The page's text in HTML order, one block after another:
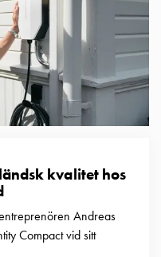
kvalitet hos
Andreas
Compact vid sitt